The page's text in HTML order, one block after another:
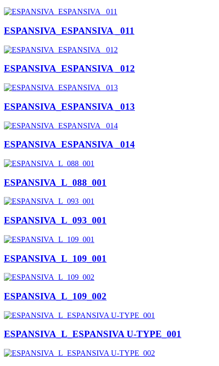
ESPANSIVA_ESPANSIVA _011
ESPANSIVA_ESPANSIVA _012
ESPANSIVA_ESPANSIVA _013
ESPANSIVA_ESPANSIVA _014
ESPANSIVA_L_088_001
ESPANSIVA_L_093_001
ESPANSIVA_L_109_001
ESPANSIVA_L_109_002
ESPANSIVA_L_ESPANSIVA U-TYPE_001